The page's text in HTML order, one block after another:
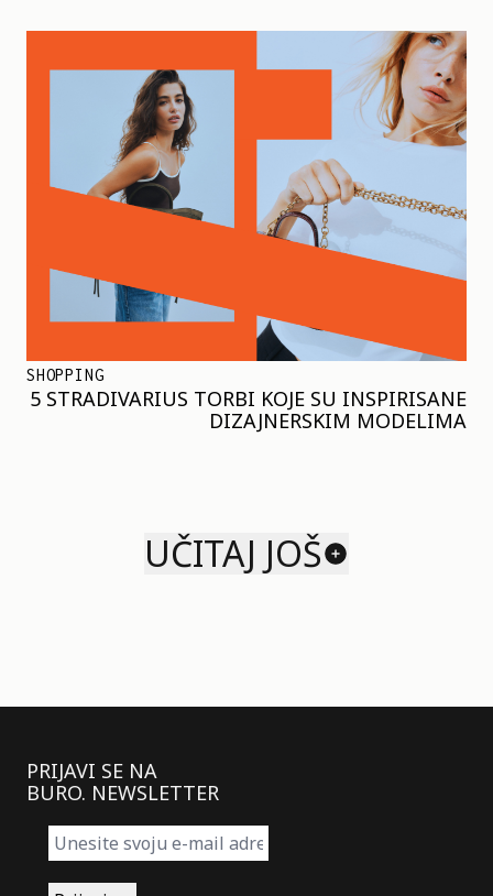
SHOPPING
5 STRADIVARIUS TORBI KOJE SU INSPIRISANE
DIZAJNERSKIM MODELIMA
UČITAJ JOŠ
PRIJAVI SE NA
BURO. NEWSLETTER